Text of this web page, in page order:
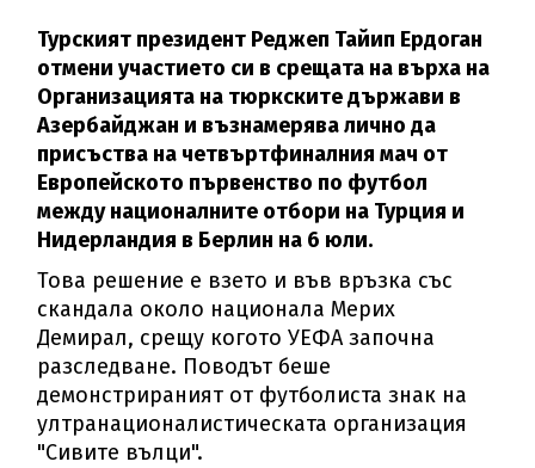
Турският президент Реджеп Тайип Ердоган
отмени участието си в срещата на върха на
Организацията на тюркските държави в
Азербайджан и възнамерява лично да
присъства на четвъртфиналния мач от
Европейското първенство по футбол
между националните отбори на Турция и
Нидерландия в Берлин на 6 юли.
Това решение е взето и във връзка със
скандала около национала Мерих
Демирал, срещу когото УЕФА започна
разследване. Поводът беше
демонстрираният от футболиста знак на
ултранационалистическата организация
"Сивите вълци".